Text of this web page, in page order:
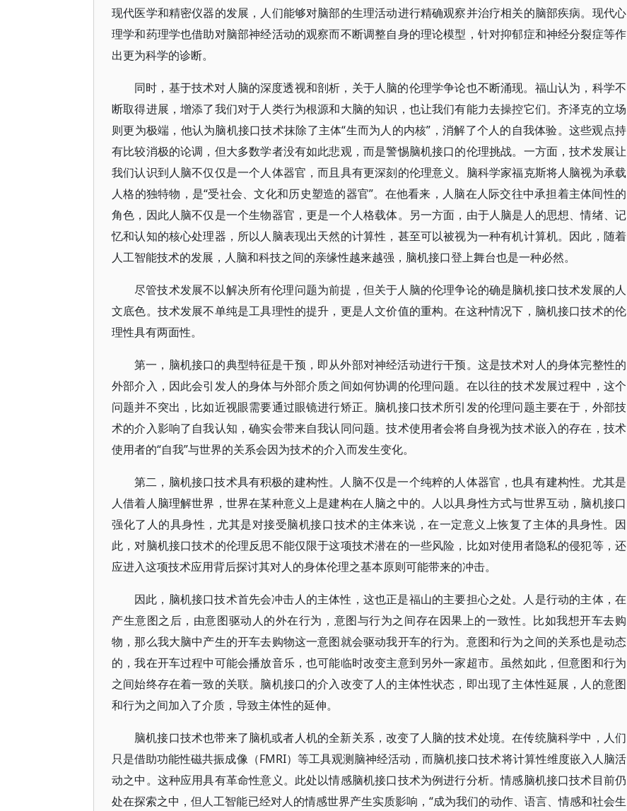
现代医学和精密仪器的发展，人们能够对脑部的生理活动进行精确观察并治疗相关的脑部疾病。现代心
理学和药理学也借助对脑部神经活动的观察而不断调整自身的理论模型，针对抑郁症和神经分裂症等作
出更为科学的诊断。
同时，基于技术对人脑的深度透视和剖析，关于人脑的伦理学争论也不断涌现。福山认为，科学不
断取得进展，增添了我们对于人类行为根源和大脑的知识，也让我们有能力去操控它们。齐泽克的立场
则更为极端，他认为脑机接口技术抹除了主体“生而为人的内核”，消解了个人的自我体验。这些观点持
有比较消极的论调，但大多数学者没有如此悲观，而是警惕脑机接口的伦理挑战。一方面，技术发展让
我们认识到人脑不仅仅是一个人体器官，而且具有更深刻的伦理意义。脑科学家福克斯将人脑视为承载
人格的独特物，是“受社会、文化和历史塑造的器官”。在他看来，人脑在人际交往中承担着主体间性的
角色，因此人脑不仅是一个生物器官，更是一个人格载体。另一方面，由于人脑是人的思想、情绪、记
忆和认知的核心处理器，所以人脑表现出天然的计算性，甚至可以被视为一种有机计算机。因此，随着
人工智能技术的发展，人脑和科技之间的亲缘性越来越强，脑机接口登上舞台也是一种必然。
尽管技术发展不以解决所有伦理问题为前提，但关于人脑的伦理争论的确是脑机接口技术发展的人
文底色。技术发展不单纯是工具理性的提升，更是人文价值的重构。在这种情况下，脑机接口技术的伦
理性具有两面性。
第一，脑机接口的典型特征是干预，即从外部对神经活动进行干预。这是技术对人的身体完整性的
外部介入，因此会引发人的身体与外部介质之间如何协调的伦理问题。在以往的技术发展过程中，这个
问题并不突出，比如近视眼需要通过眼镜进行矫正。脑机接口技术所引发的伦理问题主要在于，外部技
术的介入影响了自我认知，确实会带来自我认同问题。技术使用者会将自身视为技术嵌入的存在，技术
使用者的“自我”与世界的关系会因为技术的介入而发生变化。
第二，脑机接口技术具有积极的建构性。人脑不仅是一个纯粹的人体器官，也具有建构性。尤其是
人借着人脑理解世界，世界在某种意义上是建构在人脑之中的。人以具身性方式与世界互动，脑机接口
强化了人的具身性，尤其是对接受脑机接口技术的主体来说，在一定意义上恢复了主体的具身性。因
此，对脑机接口技术的伦理反思不能仅限于这项技术潜在的一些风险，比如对使用者隐私的侵犯等，还
应进入这项技术应用背后探讨其对人的身体伦理之基本原则可能带来的冲击。
因此，脑机接口技术首先会冲击人的主体性，这也正是福山的主要担心之处。人是行动的主体，在
产生意图之后，由意图驱动人的外在行为，意图与行为之间存在因果上的一致性。比如我想开车去购
物，那么我大脑中产生的开车去购物这一意图就会驱动我开车的行为。意图和行为之间的关系也是动态
的，我在开车过程中可能会播放音乐，也可能临时改变主意到另外一家超市。虽然如此，但意图和行为
之间始终存在着一致的关联。脑机接口的介入改变了人的主体性状态，即出现了主体性延展，人的意图
和行为之间加入了介质，导致主体性的延伸。
脑机接口技术也带来了脑机或者人机的全新关系，改变了人脑的技术处境。在传统脑科学中，人们
只是借助功能性磁共振成像（FMRI）等工具观测脑神经活动，而脑机接口技术将计算性维度嵌入人脑活
动之中。这种应用具有革命性意义。此处以情感脑机接口技术为例进行分析。情感脑机接口技术目前仍
处在探索之中，但人工智能已经对人的情感世界产生实质影响，“成为我们的动作、语言、情感和社会生